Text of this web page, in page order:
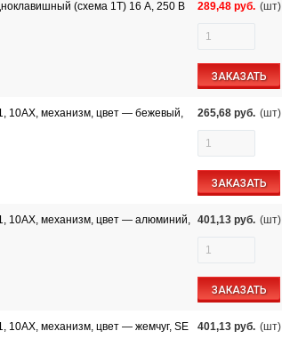
(схема 1Т) 16 A, 250 B
289,48 руб. (шт)
ЗАКАЗАТЬ
10АХ, механизм, цвет — бежевый,
265,68 руб. (шт)
ЗАКАЗАТЬ
10АХ, механизм, цвет — алюминий, 401,13 руб. (шт)
ЗАКАЗАТЬ
10АХ, механизм, цвет — жемчуг, SE
401,13 руб. (шт)